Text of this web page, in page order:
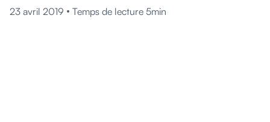
23 avril 2019 • Temps de lecture 5min